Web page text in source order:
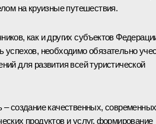
на круизные путешествия.
как и других субъектов
успехов, необходимо обязательно
для развития всей туристической
– создание качественных,
продуктов и услуг, формирование